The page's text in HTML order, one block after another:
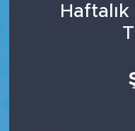
Sağlık
Tüm Manşetler